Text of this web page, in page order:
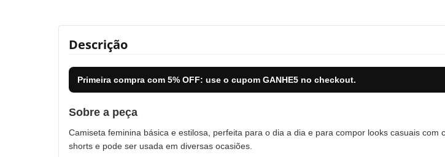
Descrição
Primeira compra com 5% OFF: use o cupom GANHE5 no checkout.
Sobre a peça
Camiseta feminina básica e estilosa, perfeita para o dia a dia e para compor looks casuais
shorts e pode ser usada em diversas ocasiões.